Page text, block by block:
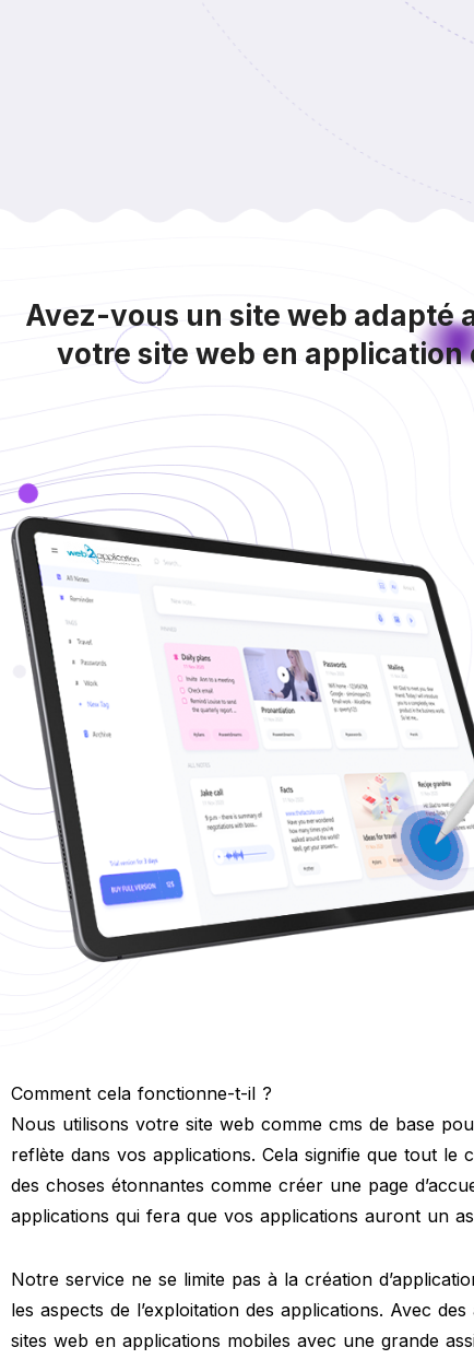
Avez-vous un site web adapté
votre site web en application
Comment cela fonctionne-t-il ?
Nous utilisons votre site web comme cms de base
reflète dans vos applications. Cela signifie que tout
des choses étonnantes comme créer une page
applications qui fera que vos applications auront un
Notre service ne se limite pas à la création
les aspects de l’exploitation des applications. Avec
sites web en applications mobiles avec une grande